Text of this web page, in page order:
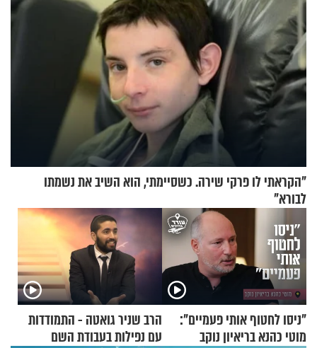
"הקראתי לו פרקי שירה. כשסיימתי, הוא השיב את נשמתו
לבורא"
"ניסו לחטוף אותי פעמיים":
מוטי כהנא בריאיון נוקב
הרב שניר גואטה - התמודדות
עם נפילות בעבודת השם